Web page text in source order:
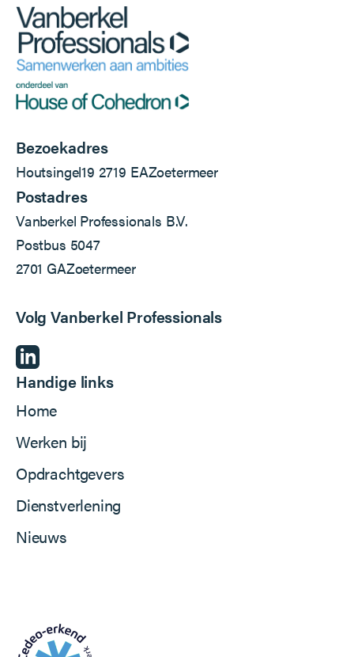
Bezoekadres
Houtsingel19 2719 EAZoetermeer
Postadres
Vanberkel Professionals B.V.
Postbus 5047
2701 GAZoetermeer
Volg Vanberkel Professionals
Handige links
Home
Werken bij
Opdrachtgevers
Dienstverlening
Nieuws